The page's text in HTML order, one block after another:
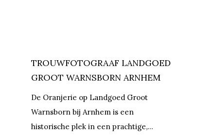
TROUWFOTOGRAAF LANDGOED
GROOT WARNSBORN ARNHEM
De Oranjerie op Landgoed Groot
Warnsborn bij Arnhem is een
historische plek in een prachtige,…